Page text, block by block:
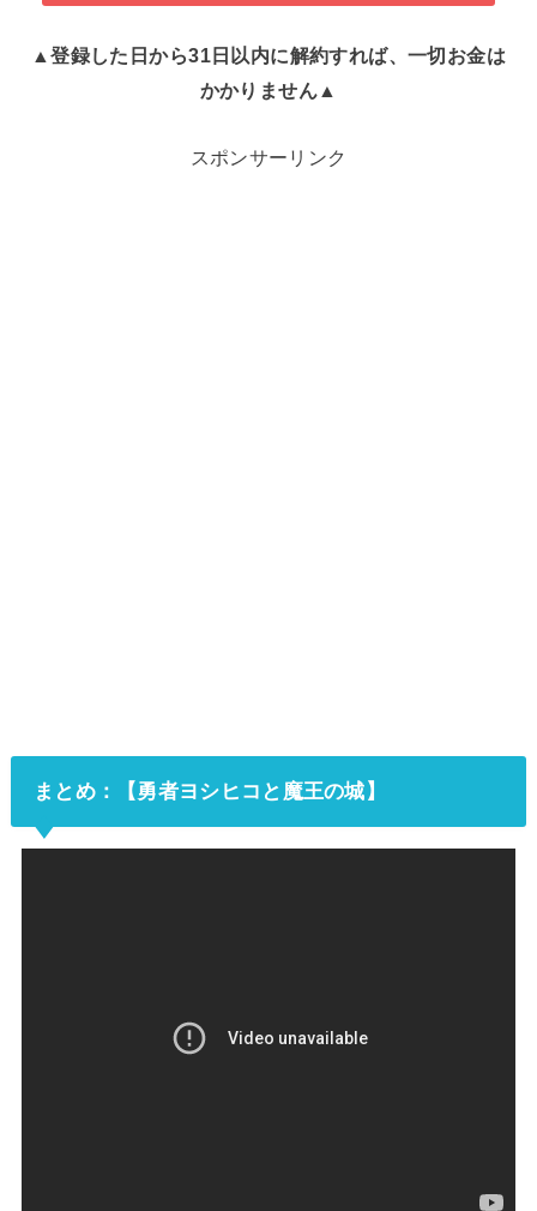
▲登録した日から31日以内に解約すれば、一切お金は
かかりません▲
スポンサーリンク
まとめ：【勇者ヨシヒコと魔王の城】